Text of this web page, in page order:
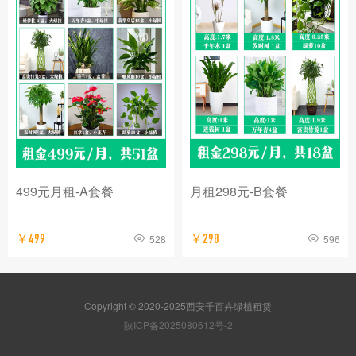
499元月租-A套餐
￥499 528
月租298元-B套餐
￥298 596
Copyright © 2020-2025西安千百卉绿植租赁
陕ICP备2025080612号-2